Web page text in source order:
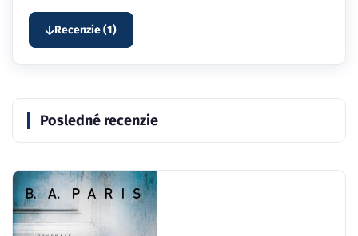
Recenzie (1)
Posledné recenzie